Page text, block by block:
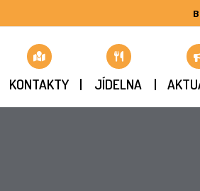
KONTAKTY JÍDELNA